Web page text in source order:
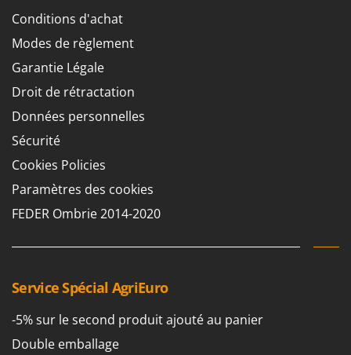
Groupes électrogènes
H
Haches - Cognées et Hachettes
Hachoirs à viande
Herses à Dents
Herses Rotatives
L
Lames à neige
Lames niveleuses pour tracteur
Machines à pâtes
E
EcoFlow
Edilmark
Effeuno
Einhell
Eurosystems
F
FAC
Fama Industrie
Famag
Conditions d'achat
Modes de règlement
Garantie Légale
Droit de rétractation
Données personnelles
Sécurité
Cookies Policies
Paramètres des cookies
FEDER Ombrie 2014-2020
Service Spécial AgriEuro
-5% sur le second produit ajouté au panier
Double emballage